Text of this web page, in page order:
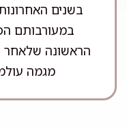
בשנים
במעורבותם
הראשונה שלאחר
מגמה